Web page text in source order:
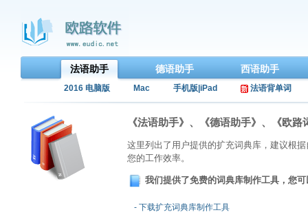
法语助手 德语助手 西语助手
2016 电脑版 Mac 手机版|iPad 法语背单词
《法语助手》、《德语助手》、《欧
这里列出了用户提供的扩充词典库，建议根
您的工作效率。
我们提供了免费的词典库制作工具，您
- 下载扩充词典库制作工具